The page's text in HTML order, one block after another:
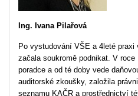
Ing. Ivana Pilařová
Po vystudování VŠE a 4leté
začala soukromě podnikat. V
poradce a od té doby vede
auditorské zkoušky, založila
seznamu KAČR a prostřednictví